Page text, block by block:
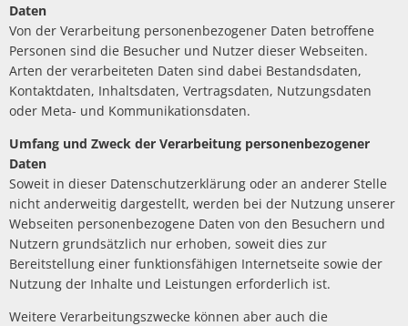
Daten
Von der Verarbeitung personenbezogener Daten betroffene
Personen sind die Besucher und Nutzer dieser Webseiten.
Arten der verarbeiteten Daten sind dabei Bestandsdaten,
Kontaktdaten, Inhaltsdaten, Vertragsdaten, Nutzungsdaten
oder Meta- und Kommunikationsdaten.
Umfang und Zweck der Verarbeitung personenbezogener
Daten
Soweit in dieser Datenschutzerklärung oder an anderer Stelle
nicht anderweitig dargestellt, werden bei der Nutzung unserer
Webseiten personenbezogene Daten von den Besuchern und
Nutzern grundsätzlich nur erhoben, soweit dies zur
Bereitstellung einer funktionsfähigen Internetseite sowie der
Nutzung der Inhalte und Leistungen erforderlich ist.
Weitere Verarbeitungszwecke können aber auch die